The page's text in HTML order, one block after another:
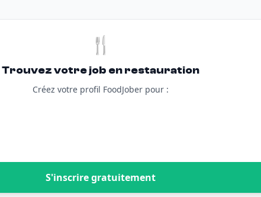
🍴
Trouvez votre job en restauration
Créez votre profil FoodJober pour :
S'inscrire gratuitement